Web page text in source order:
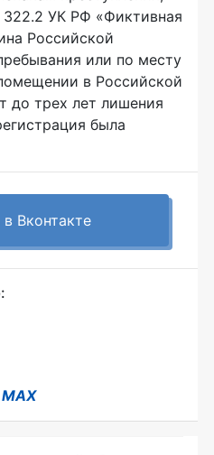
322.2 УК РФ «Фиктивная
Российской
или по месту
в Российской
до трех лет лишения
была
Вконтакте
MAX